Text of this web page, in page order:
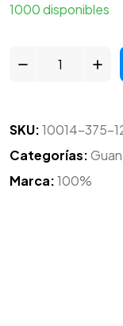
1000 disponibles
SKU:10014-375-
Categorías:
Marca:100%